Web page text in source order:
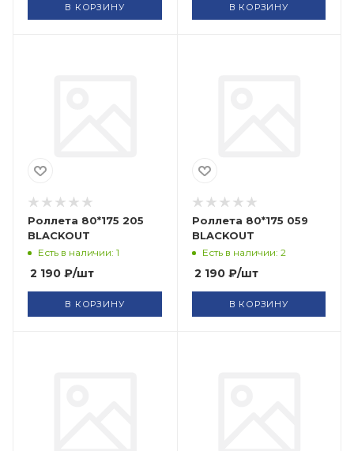
В КОРЗИНУ В КОРЗИНУ
Роллета 80*175 205
BLACKOUT
Есть в наличии: 1
2 190 ₽/шт
В КОРЗИНУ
Роллета 80*175 059
BLACKOUT
Есть в наличии: 2
2 190₽/шт
В КОРЗИНУ